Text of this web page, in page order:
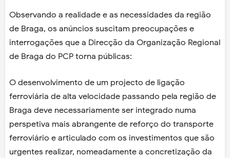
Observando a realidade e as necessidades da região
de Braga, os anúncios suscitam preocupações e
interrogações que a Direcção da Organização Regional
de Braga do PCP torna públicas:
O desenvolvimento de um projecto de ligação
ferroviária de alta velocidade passando pela região de
Braga deve necessariamente ser integrado numa
perspetiva mais abrangente de reforço do transporte
ferroviário e articulado com os investimentos que são
urgentes realizar, nomeadamente a concretização da